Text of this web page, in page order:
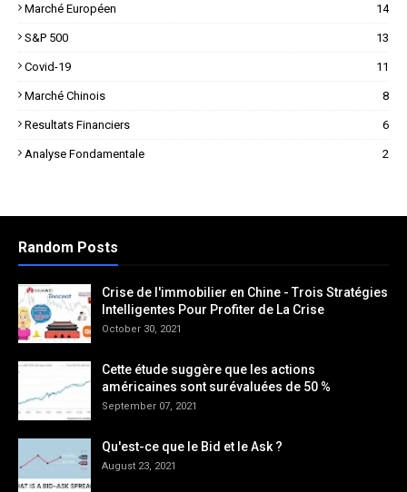
Marché Européen 14
S&P 500 13
Covid-19 11
Marché Chinois 8
Resultats Financiers 6
Analyse Fondamentale 2
Random Posts
Crise de l'immobilier en Chine - Trois Stratégies
Intelligentes Pour Profiter de La Crise
October 30, 2021
Cette étude suggère que les actions
américaines sont surévaluées de 50 %
September 07, 2021
Qu'est-ce que le Bid et le Ask ?
August 23, 2021